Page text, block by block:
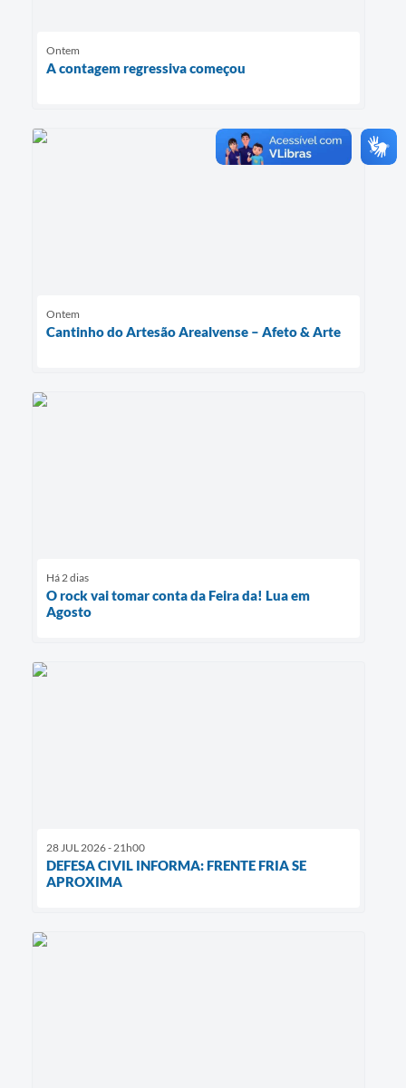
Ontem
A contagem regressiva começou
Ontem
Cantinho do Artesão Arealvense – Afeto & Arte
Há 2 dias
O rock vai tomar conta da Feira da! Lua em
Agosto
28 JUL 2026 - 21h00
DEFESA CIVIL INFORMA: FRENTE FRIA SE
APROXIMA